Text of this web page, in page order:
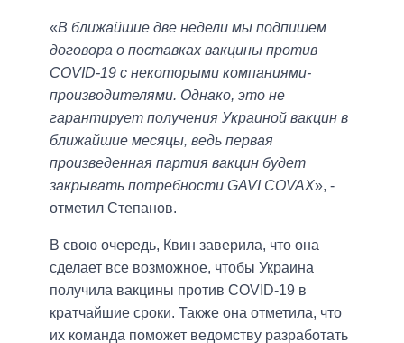
«В ближайшие две недели мы подпишем
договора о поставках вакцины против
COVID-19 с некоторыми компаниями-
производителями. Однако, это не
гарантирует получения Украиной вакцин в
ближайшие месяцы, ведь первая
произведенная партия вакцин будет
закрывать потребности GAVI COVAX», -
отметил Степанов.
В свою очередь, Квин заверила, что она
сделает все возможное, чтобы Украина
получила вакцины против COVID-19 в
кратчайшие сроки. Также она отметила, что
их команда поможет ведомству разработать